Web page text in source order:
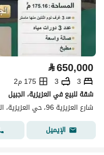
⃁650,000
3
3
175 م2
شقة للبيع في العزيزية، الجبيل
شارع العزيزية 96، حي العزيزية، الجبيل
الإيميل